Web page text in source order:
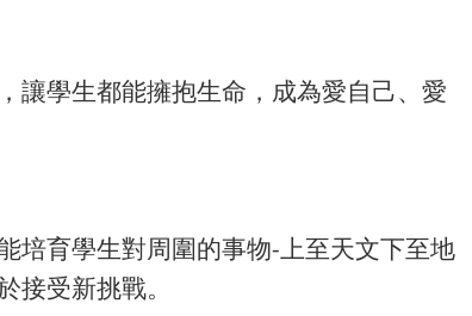
讓學生都能擁抱生命，成為愛自己、愛
培育學生對周圍的事物-上至天文下至地
受新挑戰。